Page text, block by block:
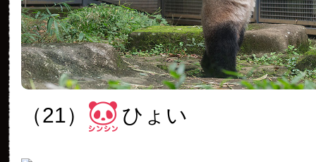
（21） ひょい